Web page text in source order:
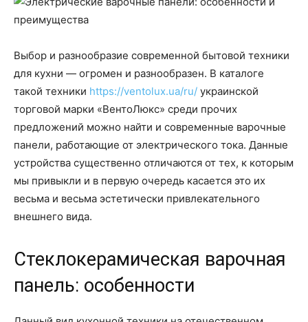
Выбор и разнообразие современной бытовой техники
для кухни — огромен и разнообразен. В каталоге
такой техники https://ventolux.ua/ru/ украинской
торговой марки «ВентоЛюкс» среди прочих
предложений можно найти и современные варочные
панели, работающие от электрического тока. Данные
устройства существенно отличаются от тех, к которым
мы привыкли и в первую очередь касается это их
весьма и весьма эстетически привлекательного
внешнего вида.
Стеклокерамическая варочная
панель: особенности